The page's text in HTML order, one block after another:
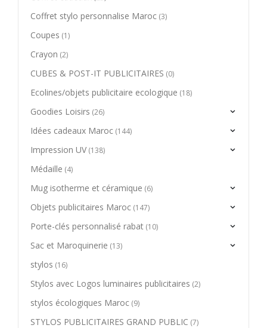
Coffret stylo personnalise Maroc (3)
Coupes (1)
Crayon (2)
CUBES & POST-IT PUBLICITAIRES (0)
Ecolines/objets publicitaire ecologique (18)
Goodies Loisirs (26)
Idées cadeaux Maroc (144)
Impression UV (138)
Médaille (4)
Mug isotherme et céramique (6)
Objets publicitaires Maroc (147)
Porte-clés personnalisé rabat (10)
Sac et Maroquinerie (13)
stylos (16)
Stylos avec Logos luminaires publicitaires (2)
stylos écologiques Maroc (9)
STYLOS PUBLICITAIRES GRAND PUBLIC (7)